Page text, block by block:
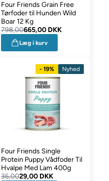
Four Friends Grain Free
Tørfoder til Hunden Wild
Boar 12 Kg
798,00665,00 DKK
Læg i kurv
- 19% Nyhed
Four Friends Single
Protein Puppy Vådfoder Til
Hvalpe Med Lam 400g
36,0029,00 DKK